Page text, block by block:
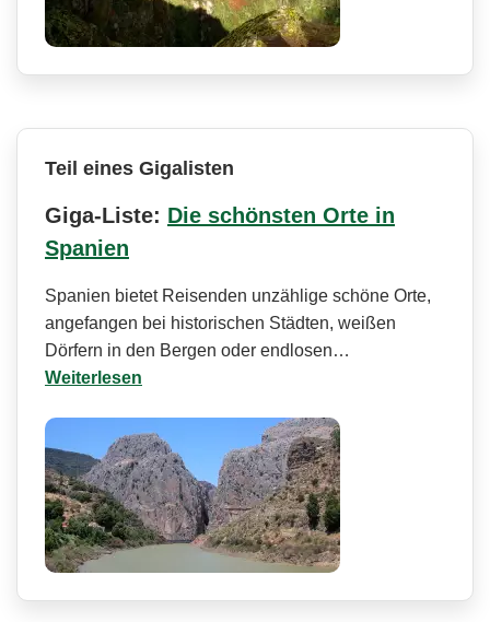
Teil eines Gigalisten
Giga-Liste: Die schönsten Orte in
Spanien
Spanien bietet Reisenden unzählige schöne Orte,
angefangen bei historischen Städten, weißen
Dörfern in den Bergen oder endlosen…
Weiterlesen